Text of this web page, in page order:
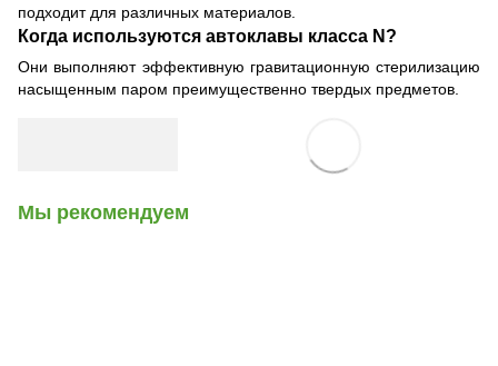
подходит для различных материалов.
Когда используются автоклавы класса N?
Они выполняют эффективную гравитационную стерилизацию
насыщенным паром преимущественно твердых предметов.
Мы рекомендуем